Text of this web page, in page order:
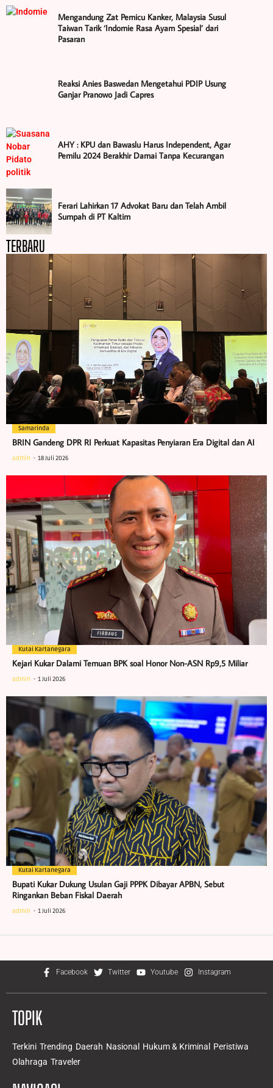
Mengandung Zat Pemicu Kanker, Malaysia Susul
Taiwan Tarik ‘Indomie Rasa Ayam Spesial’ dari
Pasaran
Reaksi Anies Baswedan Mengetahui PDIP Usung
Ganjar Pranowo Jadi Capres
AHY : KPU dan Bawaslu Harus Independent, Agar
Pemilu 2024 Berakhir Damai Tanpa Kecurangan
Ferari Lahirkan 17 Advokat Baru dan Telah Ambil
Sumpah di PT Kaltim
TERBARU
Samarinda
BRIN Gandeng DPR RI Perkuat Kapasitas Penyiaran Era Digital dan AI
admin 18 Juli 2026
Kutai Kartanegara
Kejari Kukar Dalami Temuan BPK soal Honor Non-ASN Rp9,5 Miliar
admin 1 Juli 2026
Kutai Kartanegara
Bupati Kukar Dukung Usulan Gaji PPPK Dibayar APBN, Sebut
Ringankan Beban Fiskal Daerah
admin 1 Juli 2026
Facebook Twitter Youtube Instagram
TOPIK
Terkini Trending Daerah Nasional Hukum & Kriminal
Peristiwa
Olahraga Traveler